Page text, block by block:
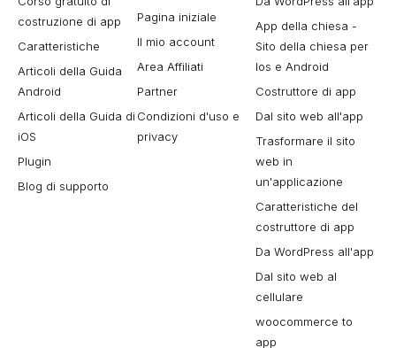
costruzione di app
Caratteristiche
Articoli della Guida
Android
Articoli della Guida di
iOS
Plugin
Blog di supporto
Pagina iniziale
Il mio account
Area Affiliati
Partner
Condizioni d'uso e
privacy
App della chiesa -
Sito della chiesa per
Ios e Android
Costruttore di app
Dal sito web all'app
Trasformare il sito
web in
un'applicazione
Caratteristiche del
costruttore di app
Da WordPress all'app
Dal sito web al
cellulare
woocommerce to
app